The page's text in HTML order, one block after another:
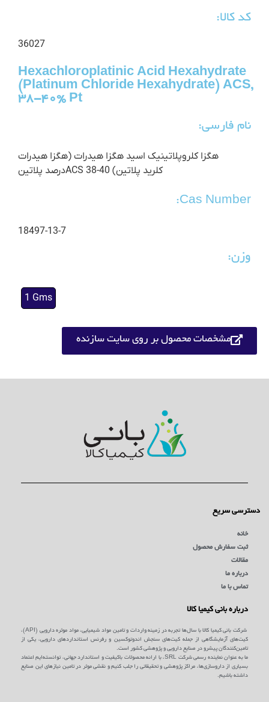
کد کالا:
36027
Hexachloroplatinic Acid Hexahydrate
(Platinum Chloride Hexahydrate) ACS,
38-40% Pt
نام فارسی:
هگزا کلروپلاتینیک اسید هگزا هیدرات (هگزا هیدرات
کلرید پلاتین) ACS 38-40درصد پلاتین
Cas Number:
18497-13-7
وزن:
1 Gms
مشخصات محصول بر روی سایت سازنده
دسترسی سریع
خانه
ثبت سفارش محصول
مقالات
درباره ما
تماس با ما
درباره بانی کیمیا کالا
شرکت بانی کیمیا کالا با سال‌ها تجربه در زمینه واردات و تامین مواد شیمیایی، مواد موثره دارویی (API)،
کیت‌های آزمایشگاهی از جمله کیت‌های سنجش اندوتوکسین و رفرنس استانداردهای دارویی، یکی از
تامین‌کنندگان پیشرو در صنایع دارویی و پژوهشی کشور است.
ما به عنوان نماینده رسمی شرکت SRL، با ارائه محصولات باکیفیت و استاندارد جهانی، توانسته‌ایم اعتماد
بسیاری از داروسازی‌ها، مراکز پژوهشی و تحقیقاتی را جلب کنیم و نقشی موثر در تامین نیازهای این صنایع
داشته باشیم.